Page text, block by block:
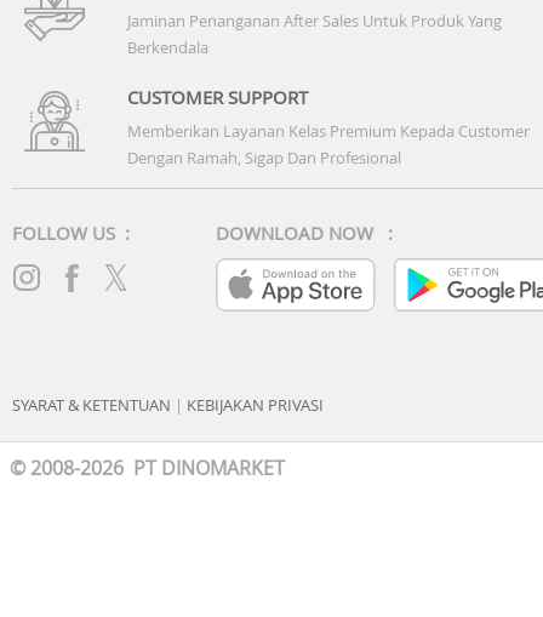
Jaminan Penanganan After Sales Untuk Produk Yang
Berkendala
CUSTOMER SUPPORT
Memberikan Layanan Kelas Premium Kepada Customer
Dengan Ramah, Sigap Dan Profesional
FOLLOW US : DOWNLOAD NOW :
SYARAT & KETENTUAN | KEBIJAKAN PRIVASI
© 2008-2026 PT DINOMARKET